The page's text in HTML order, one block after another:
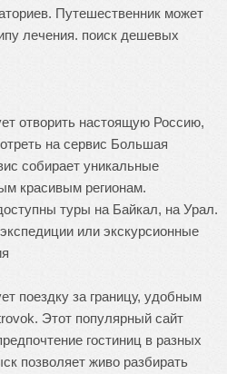
Путешественник может
лечения. поиск дешевых
отворить настоящую Россию,
на сервис Большая
собирает уникальные
красивым регионам.
туры на Байкал, на Урал.
или экскурсионные
поездку за границу, удобным
Этот популярный сайт
гостиниц в разных
позволяет живо разбирать